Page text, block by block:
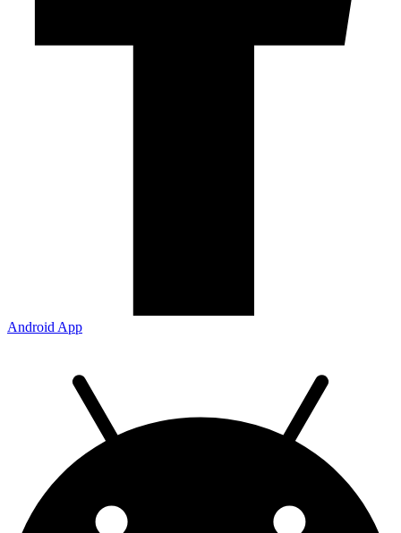
Android App